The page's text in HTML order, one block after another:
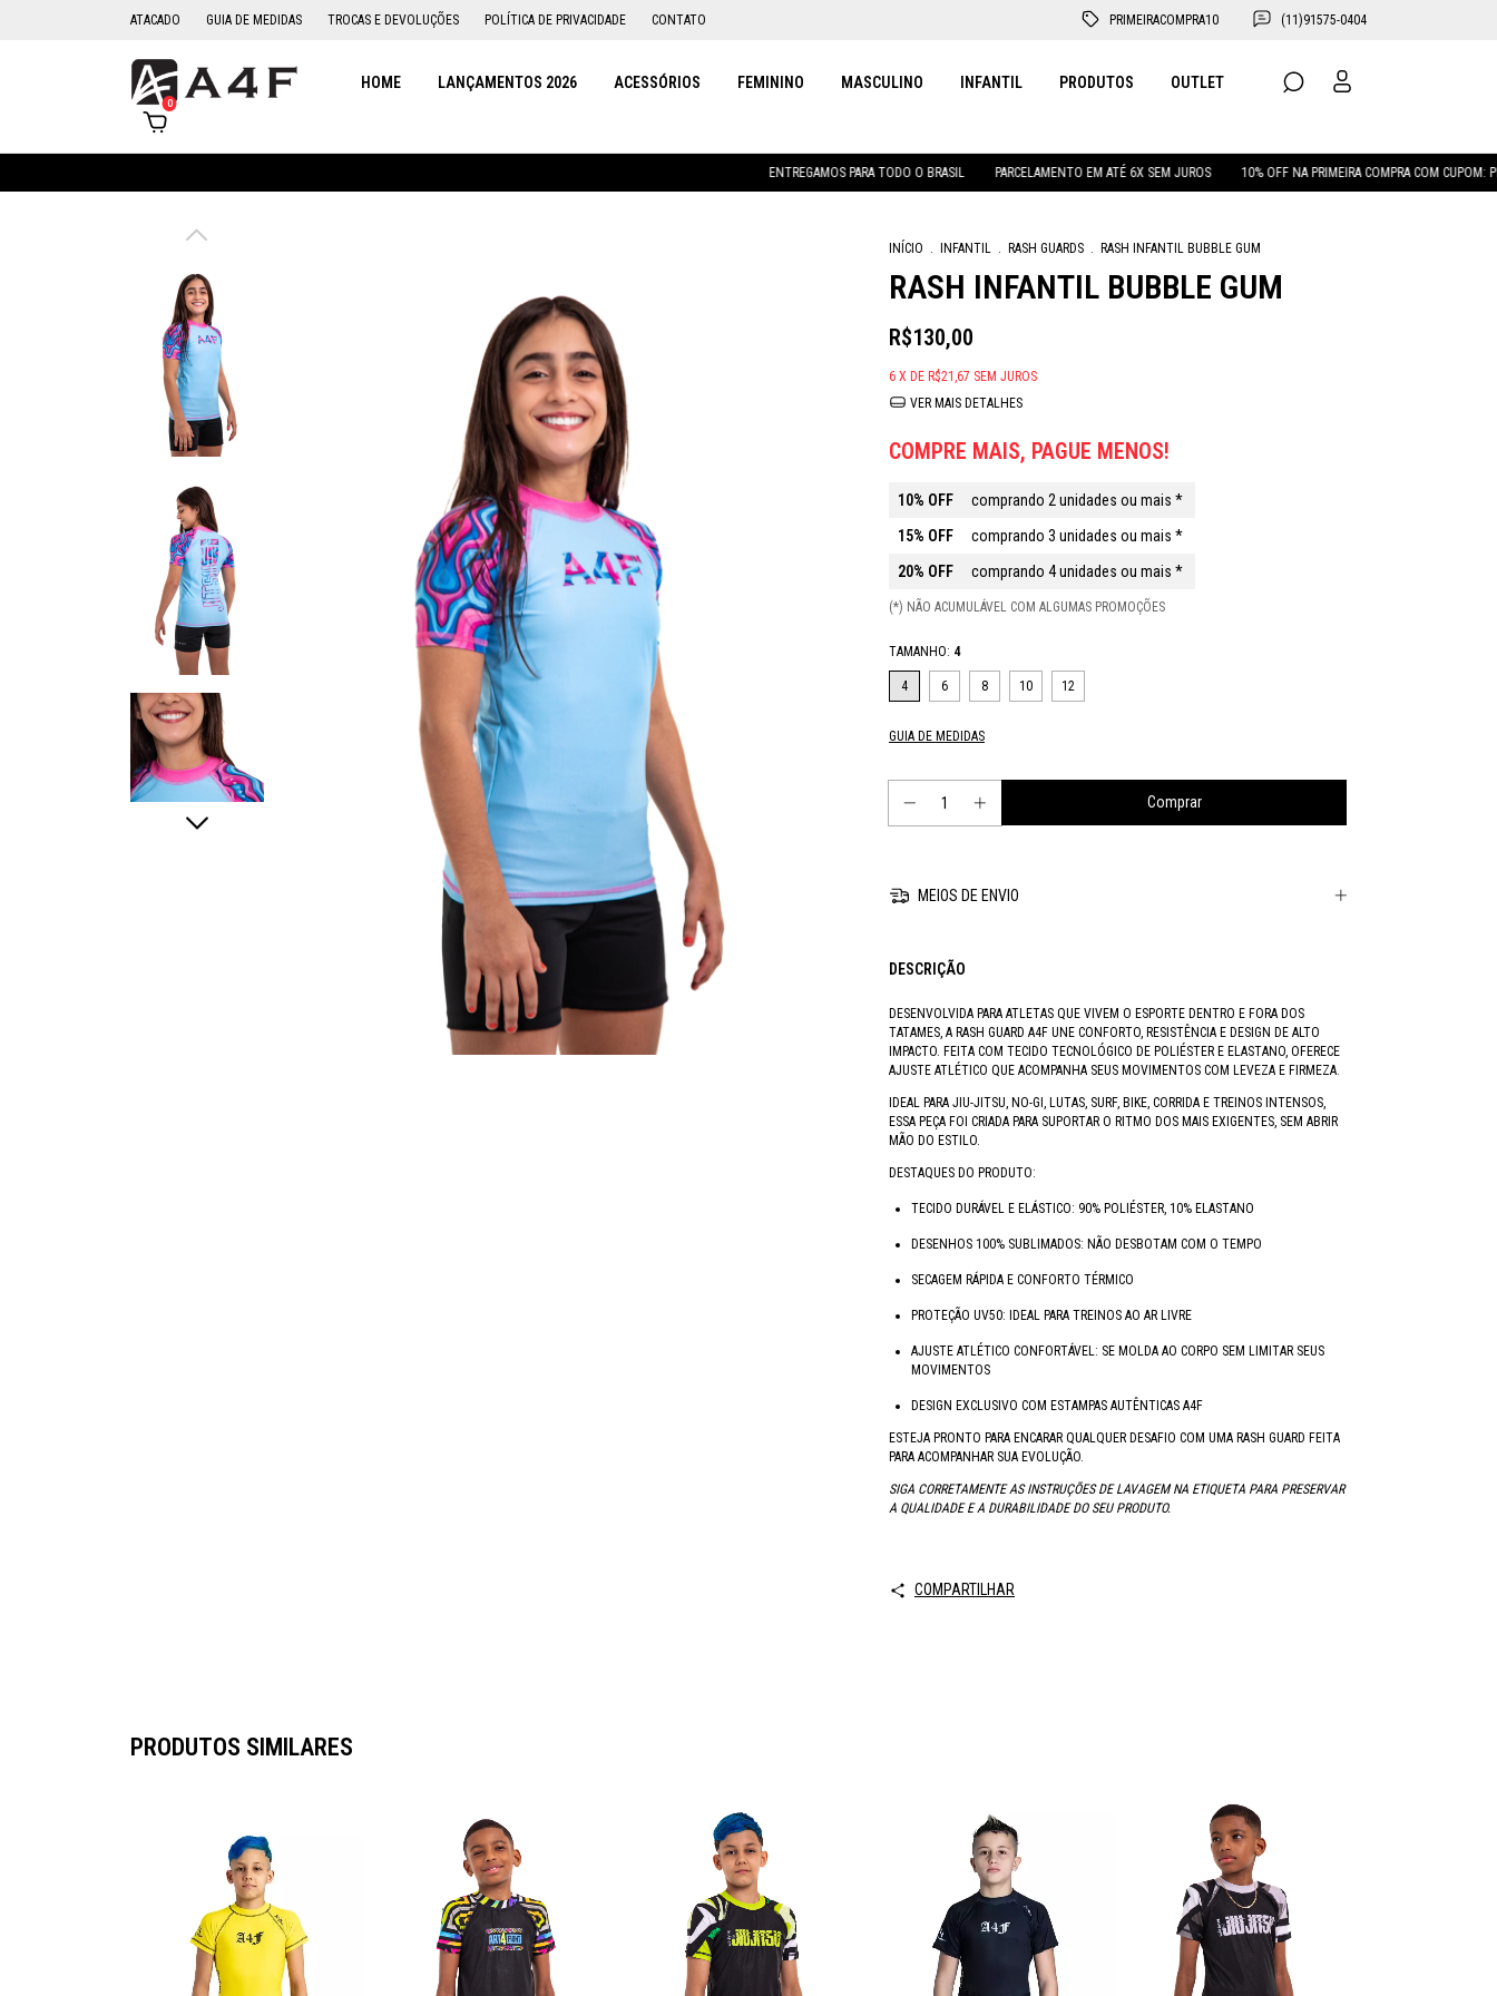
ATACADO GUIA DE MEDIDAS TROCAS E DEVOLUÇÕES POLÍTICA DE PRIVACIDADE CONTATO PRIMEIRACOMPRA10 (11)91575-0404
HOME LANÇAMENTOS 2026 ACESSÓRIOS FEMININO MASCULINO INFANTIL PRODUTOS OUTLET
0
ENTREGAMOS PARA TODO O BRASIL PARCELAMENTO EM ATÉ 6X SEM JUROS 10% OFF NA PRIMEIRA COMPRA COM CUPOM:
INÍCIO INFANTIL RASH GUARDS RASH INFANTIL BUBBLE GUM
RASH INFANTIL BUBBLE GUM
R$130,00
6 X DE R$21,67 SEM JUROS
VER MAIS DETALHES
COMPRE MAIS, PAGUE MENOS!
10% OFF
comprando 2 unidades ou mais *
15% OFF
comprando 3 unidades ou mais *
20% OFF
comprando 4 unidades ou mais *
(*) NÃO ACUMULÁVEL COM ALGUMAS PROMOÇÕES
TAMANHO: 4
4 6 8 10 12
GUIA DE MEDIDAS
MEIOS DE ENVIO
DESCRIÇÃO
DESENVOLVIDA PARA ATLETAS QUE VIVEM O ESPORTE DENTRO E FORA DOS
TATAMES, A RASH GUARD A4F UNE CONFORTO, RESISTÊNCIA E DESIGN DE ALTO
IMPACTO. FEITA COM TECIDO TECNOLÓGICO DE POLIÉSTER E ELASTANO, OFERECE
AJUSTE ATLÉTICO QUE ACOMPANHA SEUS MOVIMENTOS COM LEVEZA E FIRMEZA.
IDEAL PARA JIU-JITSU, NO-GI, LUTAS, SURF, BIKE, CORRIDA E TREINOS INTENSOS,
ESSA PEÇA FOI CRIADA PARA SUPORTAR O RITMO DOS MAIS EXIGENTES, SEM ABRIR
MÃO DO ESTILO.
DESTAQUES DO PRODUTO:
TECIDO DURÁVEL E ELÁSTICO: 90% POLIÉSTER, 10% ELASTANO
DESENHOS 100% SUBLIMADOS: NÃO DESBOTAM COM O TEMPO
SECAGEM RÁPIDA E CONFORTO TÉRMICO
PROTEÇÃO UV50: IDEAL PARA TREINOS AO AR LIVRE
AJUSTE ATLÉTICO CONFORTÁVEL: SE MOLDA AO CORPO SEM LIMITAR SEUS
MOVIMENTOS
DESIGN EXCLUSIVO COM ESTAMPAS AUTÊNTICAS A4F
ESTEJA PRONTO PARA ENCARAR QUALQUER DESAFIO COM UMA RASH GUARD FEITA
PARA ACOMPANHAR SUA EVOLUÇÃO.
SIGA CORRETAMENTE AS INSTRUÇÕES DE LAVAGEM NA ETIQUETA PARA PRESERVAR
A QUALIDADE E A DURABILIDADE DO SEU PRODUTO.
COMPARTILHAR
PRODUTOS SIMILARES